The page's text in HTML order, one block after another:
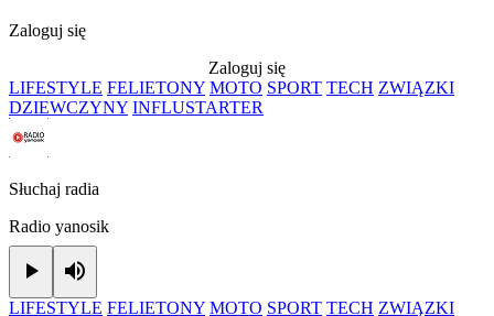
Zaloguj się
Zaloguj się
LIFESTYLE FELIETONY MOTO SPORT TECH ZWIĄZKI
DZIEWCZYNY INFLUSTARTER
Słuchaj radia
Radio yanosik
Play
LIFESTYLE FELIETONY MOTO SPORT TECH ZWIĄZKI